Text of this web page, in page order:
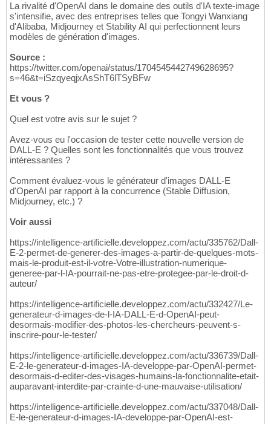
La rivalité d'OpenAI dans le domaine des outils d'IA texte-image
s'intensifie, avec des entreprises telles que Tongyi Wanxiang
d'Alibaba, Midjourney et Stability AI qui perfectionnent leurs
modèles de génération d'images.
Source :
https://twitter.com/openai/status/1704545442749628695?
s=46&t=iSzqyeqjxAsShT6lTSyBFw
Et vous ?
Quel est votre avis sur le sujet ?
Avez-vous eu l'occasion de tester cette nouvelle version de
DALL-E ? Quelles sont les fonctionnalités que vous trouvez
intéressantes ?
Comment évaluez-vous le générateur d'images DALL-E
d'OpenAI par rapport à la concurrence (Stable Diffusion,
Midjourney, etc.) ?
Voir aussi
https://intelligence-artificielle.developpez.com/actu/335762/Dall-
E-2-permet-de-generer-des-images-a-partir-de-quelques-mots-
mais-le-produit-est-il-votre-Votre-illustration-numerique-
generee-par-l-IA-pourrait-ne-pas-etre-protegee-par-le-droit-d-
auteur/
https://intelligence-artificielle.developpez.com/actu/332427/Le-
generateur-d-images-de-l-IA-DALL-E-d-OpenAI-peut-
desormais-modifier-des-photos-les-chercheurs-peuvent-s-
inscrire-pour-le-tester/
https://intelligence-artificielle.developpez.com/actu/336739/Dall-
E-2-le-generateur-d-images-IA-developpe-par-OpenAI-permet-
desormais-d-editer-des-visages-humains-la-fonctionnalite-etait-
auparavant-interdite-par-crainte-d-une-mauvaise-utilisation/
https://intelligence-artificielle.developpez.com/actu/337048/Dall-
E-le-generateur-d-images-IA-developpe-par-OpenAI-est-